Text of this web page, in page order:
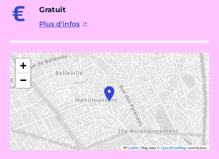
Gratuit
Plus d'infos
+
−
Leaflet|Map data ©OpenStreetMapcontributors